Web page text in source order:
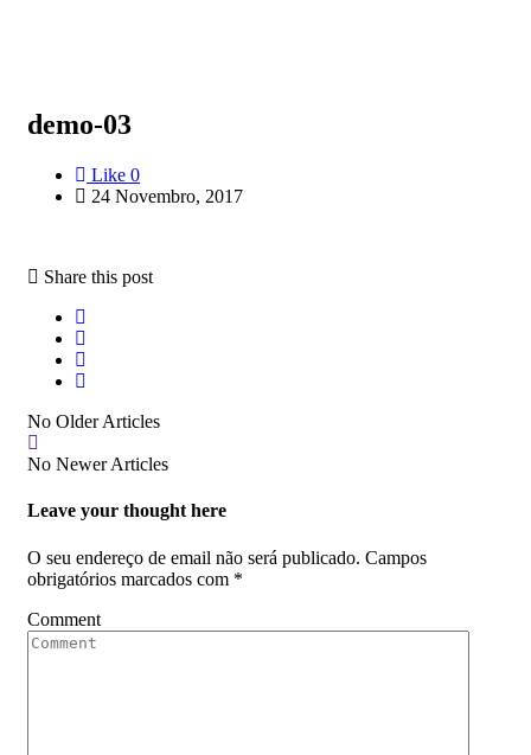
demo-03
Like 0
24 Novembro, 2017
Share this post
No Older Articles
No Newer Articles
Leave your thought here
O seu endereço de email não será publicado. Campos
obrigatórios marcados com *
Comment